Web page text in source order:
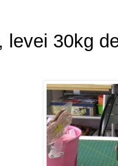
levei 30kg